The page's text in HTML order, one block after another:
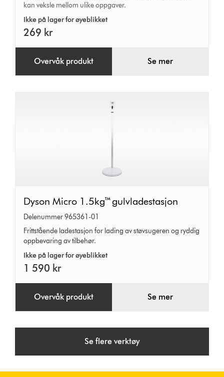
kan veksle mellom ulike oppgaver.
Ikke på lager for øyeblikket
269 kr
Overvåk produkt Se mer
Dyson
Micro
1.5kg™
gulvladestasjon
Dyson Micro 1.5kg™ gulvladestasjon
Delenummer 965361-01
Frittstående ladestasjon for lading av støvsugeren og ryddig
oppbevaring av tilbehør.
Ikke på lager for øyeblikket
1 590 kr
Overvåk produkt Se mer
Se flere verktøy